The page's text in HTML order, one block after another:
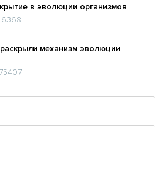
в эволюции организмов
механизм эволюции
75407